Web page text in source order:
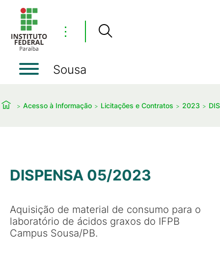
⋮
Sousa
Acesso à Informação Licitações e Contratos 2023
DISPENSA 05/2023
Aquisição de material de consumo para o
laboratório de ácidos graxos do IFPB
Campus Sousa/PB.